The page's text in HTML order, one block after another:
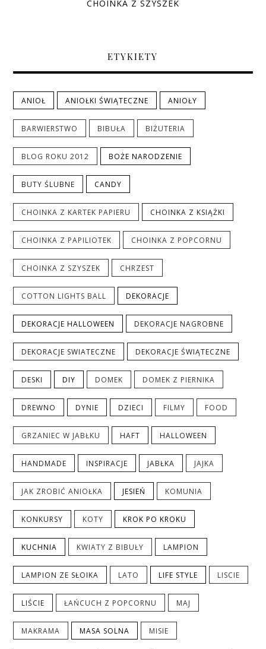
CHOINKA Z SZYSZEK
ETYKIETY
ANIOŁ ANIOŁKI ŚWIĄTECZNE ANIOŁY
BARWIERSTWO BIBUŁA BIŻUTERIA
BLOG ROKU 2012 BOŻE NARODZENIE
BUTY ŚLUBNE CANDY
CHOINKA Z KARTEK PAPIERU CHOINKA Z KSIĄŻKI
CHOINKA Z PAPILIOTEK CHOINKA Z POPCORNU
CHOINKA Z SZYSZEK CHRZEST
COTTON LIGHTS BALL DEKORACJE
DEKORACJE HALLOWEEN DEKORACJE NAGROBNE
DEKORACJE SWIATECZNE DEKORACJE ŚWIĄTECZNE
DESKI DIY DOMEK DOMEK Z PIERNIKA
DREWNO DYNIE DZIECI FILMY FOOD
GRZANIEC W JABŁKU HAFT HALLOWEEN
HANDMADE INSPIRACJE JABŁKA JAJKA
JAK ZROBIĆ ANIOŁKA JESIEŃ KOMUNIA
KONKURSY KOTY KROK PO KROKU
KUCHNIA KWIATY Z BIBUŁY LAMPION
LAMPION ZE SŁOIKA LATO LIFE STYLE LISCIE
LIŚCIE ŁAŃCUCH Z POPCORNU MAJ
MAKRAMA MASA SOLNA MISIE